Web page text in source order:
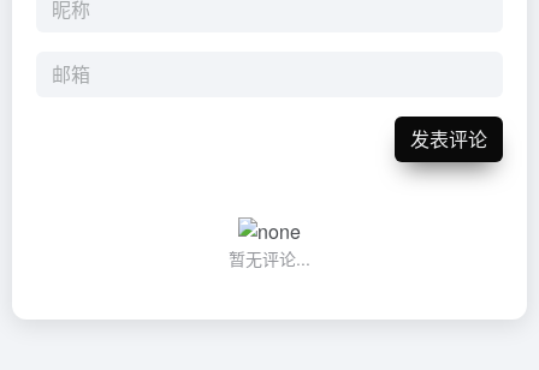
发表评论
暂无评论...